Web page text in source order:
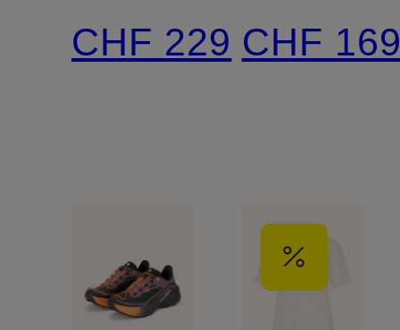
GTX
CHF 229 CHF